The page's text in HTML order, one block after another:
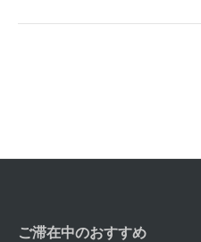
ご滞在中のおすすめ